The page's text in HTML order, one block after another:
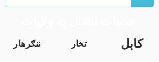
ننګرهار تخار کابل